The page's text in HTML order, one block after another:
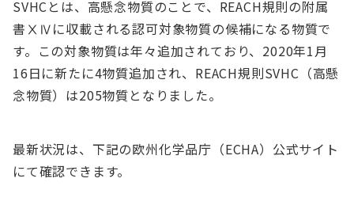
SVHCとは、高懸念物質のことで、REACH規則の附属
書ⅩⅣに収載される認可対象物質の候補になる物質で
す。この対象物質は年々追加されており、2020年1月
16日に新たに4物質追加され、REACH規則SVHC（高懸
念物質）は205物質となりました。
最新状況は、下記の欧州化学品庁（ECHA）公式サイト
にて確認できます。